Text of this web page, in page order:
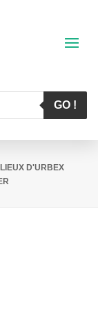
GO !
LIEUX D'URBEX